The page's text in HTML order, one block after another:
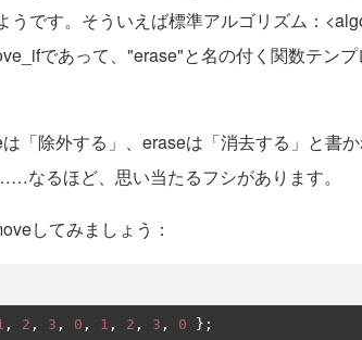
うです。そういえば標準アルゴリズム：
であって、"erase"と名の付く関数テン
「除外する」、eraseは「消去する」と書か
なるほど、思い当たるフシがあります。
してみましょう：
, 2 , 3 , 0 , 1 , 2 , 3 , 0 };